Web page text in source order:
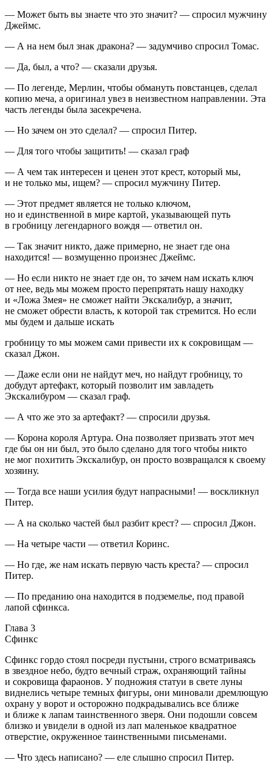
— Может быть вы знаете что это значит? — спросил мужчину
Джеймс.
— А на нем был знак дракона? — задумчиво спросил Томас.
— Да, был, а что? — сказали друзья.
— По легенде, Мерлин, чтобы обмануть повстанцев, сделал
копию меча, а оригинал увез в неизвестном направлении. Эта
часть легенды была засекречена.
— Но зачем он это сделал? — спросил Питер.
— Для того чтобы защитить! — сказал граф
— А чем так интересен и ценен этот крест, который мы,
и не только мы, ищем? — спросил мужчину Питер.
— Этот предмет является не только ключом,
но и единственной в мире картой, указывающей путь
в гробницу легендарного вождя — ответил он.
— Так значит никто, даже примерно, не знает где она
находится! — возмущенно произнес Джеймс.
— Но если никто не знает где он, то зачем нам искать ключ
от нее, ведь мы можем просто перепрятать нашу находку
и «Ложа Змея» не сможет найти Экскалибур, а значит,
не сможет обрести власть, к которой так стремится. Но если
мы будем и дальше искать
гробницу то мы можем сами привести их к сокровищам —
сказал Джон.
— Даже если они не найдут меч, но найдут гробницу, то
добудут артефакт, который позволит им завладеть
Экскалибуром — сказал граф.
— А что же это за артефакт? — спросили друзья.
— Корона короля Артура. Она позволяет призвать этот меч
где бы он ни был, это было сделано для того чтобы никто
не мог похитить Экскалибур, он просто возвращался к своему
хозяину.
— Тогда все наши усилия будут напрасными! — воскликнул
Питер.
— А на сколько частей был разбит крест? — спросил Джон.
— На четыре части — ответил Коринс.
— Но где, же нам искать первую часть креста? — спросил
Питер.
— По преданию она находится в подземелье, под правой
лапой сфинкса.
Глава 3
Сфинкс
Сфинкс гордо стоял посреди пустыни, строго всматриваясь
в звездное небо, будто вечный страж, охраняющий тайны
и сокровища фараонов. У подножия статуи в свете луны
виднелись четыре темных фигуры, они миновали дремлющую
охрану у ворот и осторожно подкрадывались все ближе
и ближе к лапам таинственного зверя. Они подошли совсем
близко и увидели в одной из лап маленькое квадратное
отверстие, окруженное таинственными письменами.
— Что здесь написано? — еле слышно спросил Питер.